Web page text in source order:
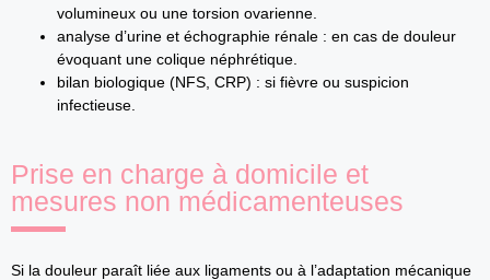
volumineux ou une torsion ovarienne.
analyse d’urine et échographie rénale : en cas de douleur
évoquant une colique néphrétique.
bilan biologique (NFS, CRP) : si fièvre ou suspicion
infectieuse.
Prise en charge à domicile et
mesures non médicamenteuses
Si la douleur paraît liée aux ligaments ou à l’adaptation mécanique